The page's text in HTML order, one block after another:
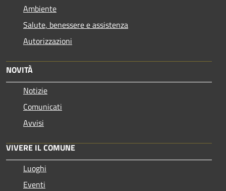
Ambiente
Salute, benessere e assistenza
Autorizzazioni
NOVITÀ
Notizie
Comunicati
Avvisi
VIVERE IL COMUNE
Luoghi
Eventi